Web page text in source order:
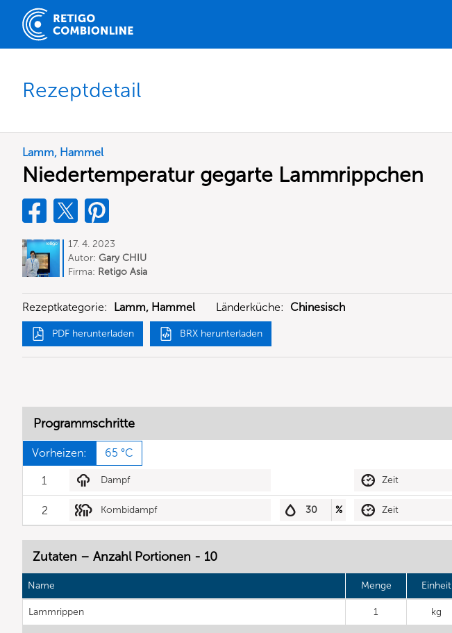
Rezeptdetail
Lamm, Hammel
Niedertemperatur gegarte Lammrippchen
17. 4. 2023
Autor: Gary CHIU
Firma: Retigo Asia
Rezeptkategorie: Lamm, Hammel Länderküche: Chinesisch
PDF herunterladen BRX herunterladen
Programmschritte
Vorheizen: 65 °C
1 Dampf Zeit
2 Kombidampf 30 % Zeit
Zutaten – Anzahl Portionen - 10
Name Menge Einheit
Lammrippen 1 kg